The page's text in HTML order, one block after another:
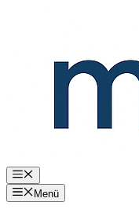
Menü
Menü